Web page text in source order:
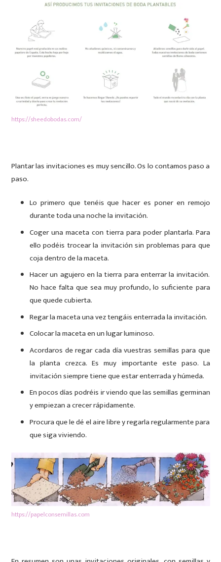
https://sheedobodas.com/
Plantar las invitaciones es muy sencillo. Os lo contamos paso a
paso.
Lo primero que tenéis que hacer es poner en remojo
durante toda una noche la invitación.
Coger una maceta con tierra para poder plantarla. Para
ello podéis trocear la invitación sin problemas para que
coja dentro de la maceta.
Hacer un agujero en la tierra para enterrar la invitación.
No hace falta que sea muy profundo, lo suficiente para
que quede cubierta.
Regar la maceta una vez tengáis enterrada la invitación.
Colocar la maceta en un lugar luminoso.
Acordaros de regar cada día vuestras semillas para que
la planta crezca. Es muy importante este paso. La
invitación siempre tiene que estar enterrada y húmeda.
En pocos días podréis ir viendo que las semillas germinan
y empiezan a crecer rápidamente.
Procura que le dé el aire libre y regarla regularmente para
que siga viviendo.
https://papelconsemillas.com